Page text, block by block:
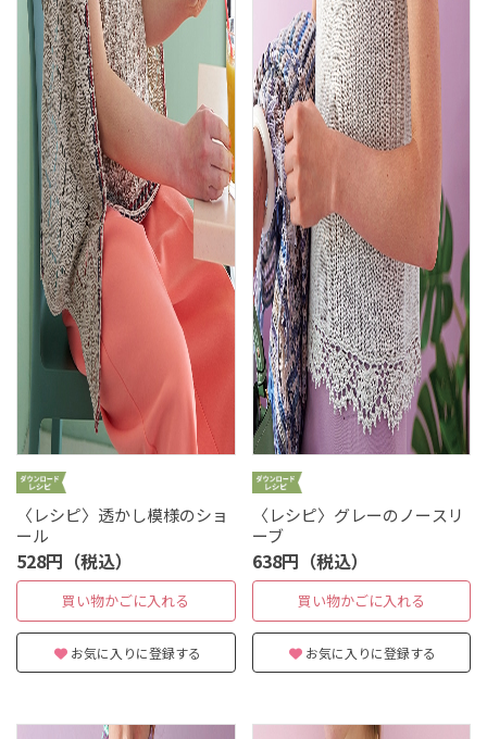
〈レシピ〉透かし模様のショ
ール
528円（税込）
買い物かごに入れる
お気に入りに登録する
〈レシピ〉グレーのノースリ
ーブ
638円（税込）
買い物かごに入れる
お気に入りに登録する